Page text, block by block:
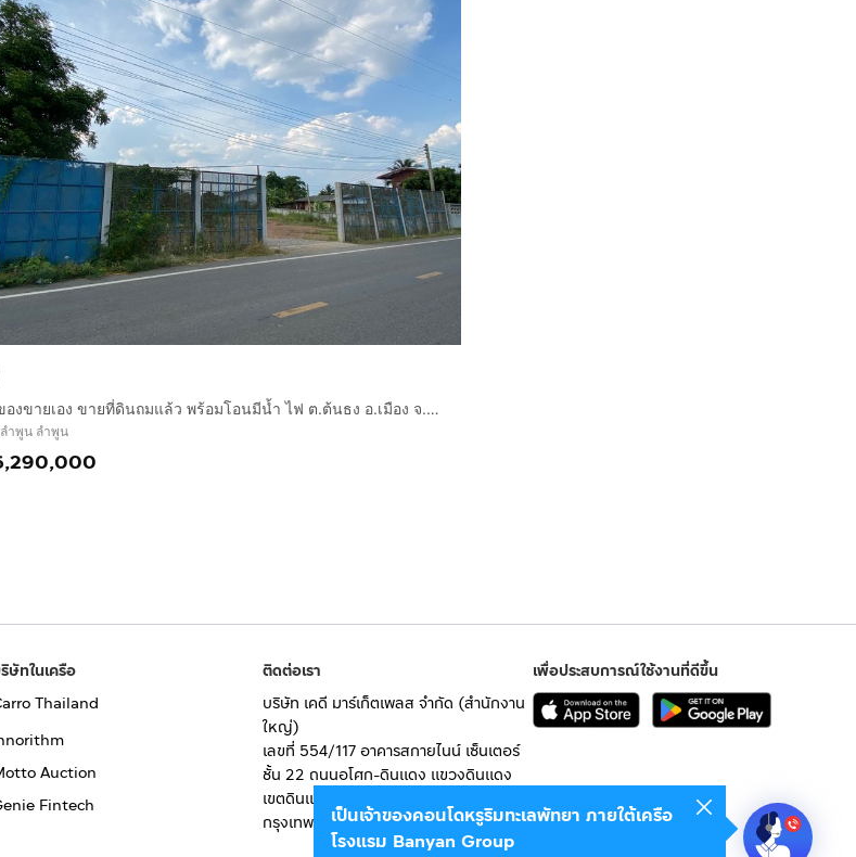
เจ้าของขายเอง ขายที่ดินถมแล้ว พร้อมโอนมีน้ำ ไฟ ต.ต้นธง อ.เมือง จ.ลำพูน
ลำพูน ลำพูน
ษัทในเครือ
Thailand
Auction
Fintech
ติดต่อเรา
บริษัท เคดี มาร์เก็ตเพลส จำกัด (สำนักงาน
ใหญ่)
เลขที่ 554/117 อาคารสกายไนน์ เซ็นเตอร์
ชั้น 22 ถนนอโศก-ดินแดง แขวงดินแดง
เขตดินแดง
กรุงเทพมหานคร 10400
เพื่อประสบการณ์ใช้งานที่ดีขึ้น
เป็นเจ้าของคอนโดหรูริมทะเลพัทยา ภายใต้เครือ
โรงแรม Banyan Group